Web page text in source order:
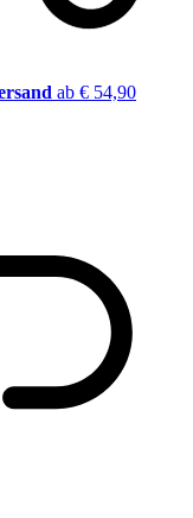
ab € 54,90